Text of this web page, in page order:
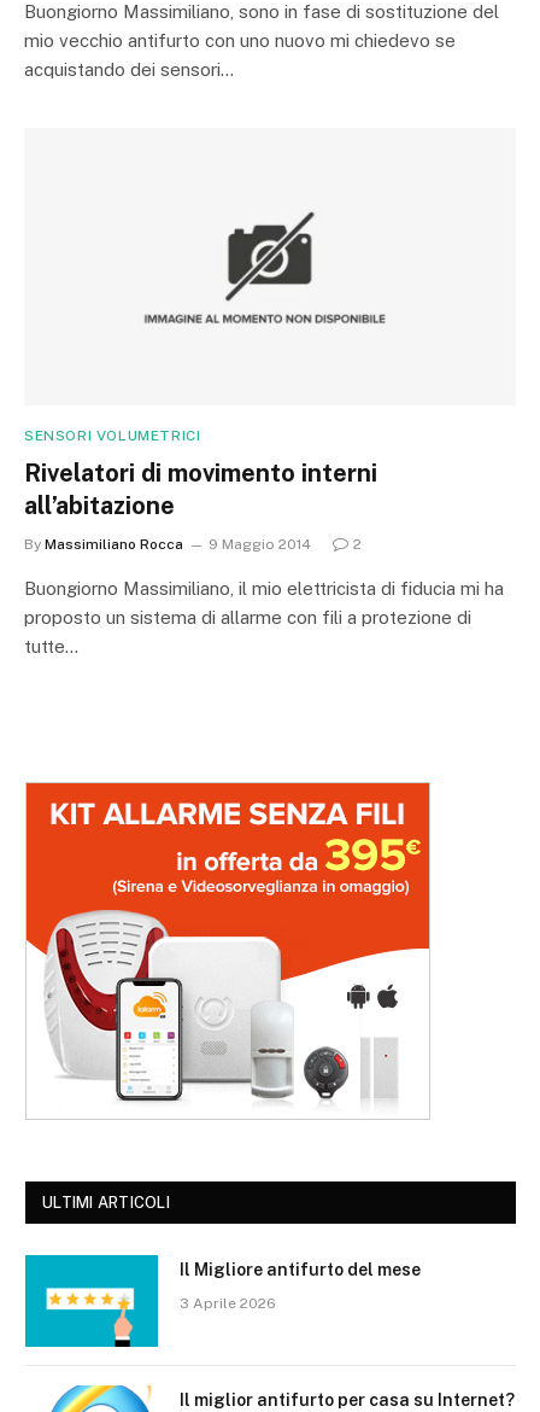
Buongiorno Massimiliano, sono in fase di sostituzione del
mio vecchio antifurto con uno nuovo mi chiedevo se
acquistando dei sensori…
SENSORI VOLUMETRICI
Rivelatori di movimento interni
all’abitazione
By Massimiliano Rocca 9 Maggio 2014 2
Buongiorno Massimiliano, il mio elettricista di fiducia mi ha
proposto un sistema di allarme con fili a protezione di
tutte…
ULTIMI ARTICOLI
Il Migliore antifurto del mese
3 Aprile 2026
Il miglior antifurto per casa su Internet?